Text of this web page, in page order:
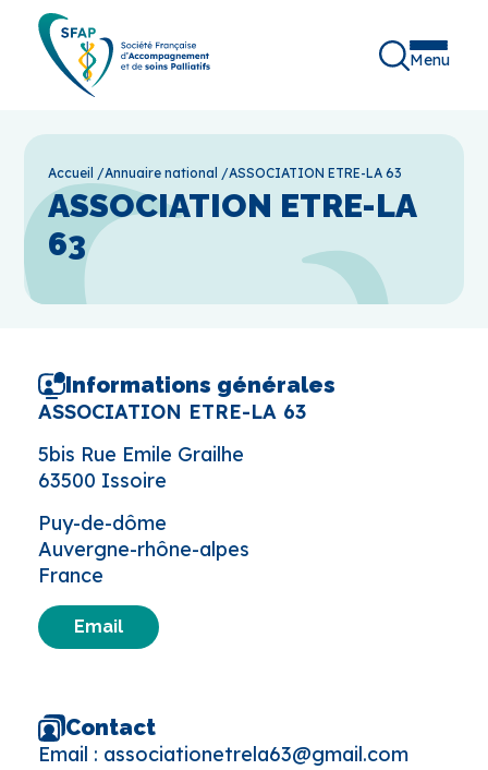
Menu
Accueil /Annuaire national /ASSOCIATION ETRE-LA 63
ASSOCIATION ETRE-LA
63
Informations générales
ASSOCIATION ETRE-LA 63
5bis Rue Emile Grailhe
63500 Issoire
Puy-de-dôme
Auvergne-rhône-alpes
France
Email
Contact
Email : associationetrela63@gmail.com